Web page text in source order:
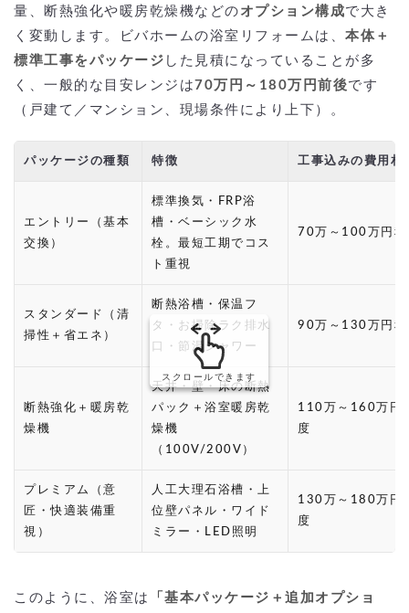
量、断熱強化や暖房乾燥機などの オプション構成で大き
く変動します。ビバホームの浴室リフォームは、 本体＋
標準工事をパッケージ した見積になっていることが多
く、一般的な目安レンジは 70万円～180万円前後です
（戸建て／マンション、現場条件により上下）。
パッケージの種類 特徴 工事込みの費用相
エントリー（基本
交換）
標準換気・FRP浴
槽・ベーシック水
栓。最短工期でコス
ト重視
70万～100万円程
スタンダード（清
掃性＋省エネ）
断熱浴槽・保温フ
タ・お掃除ラク排水
口・節湯シャワー
90万～130万円程
断熱強化＋暖房乾
燥機
天井・壁・床の断熱
パック＋浴室暖房乾
燥機
（100V/200V）
110万～160万円
度
プレミアム（意
匠・快適装備重
視）
人工大理石浴槽・上
位壁パネル・ワイド
ミラー・LED照明
130万～180万円
度
スクロールできます
このように、浴室は 「基本パッケージ＋追加オプショ